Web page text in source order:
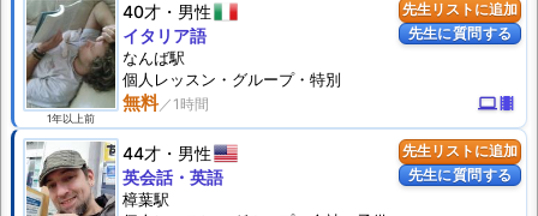
先生リストに追加
先生に質問する
1年以上前
40才 男性
無料 computertheaters
イタリア語
なんば駅
個人 レッスン ・グループ・特別
先生リストに追加
先生に質問する
44才 男性
英会話・英語
樟葉駅